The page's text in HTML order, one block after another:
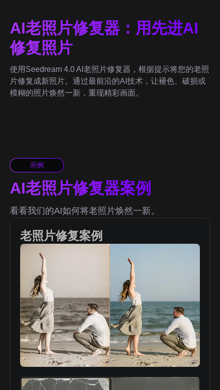
AI老照片修复器：用先进AI
修复照片
使用Seedream 4.0 AI老照片修复器，根据提示将您的老照
片修复成新照片。通过最前沿的AI技术，让褪色、破损或
模糊的照片焕然一新，重现精彩画面。
示例
AI老照片修复器案例
看看我们的AI如何将老照片焕然一新。
老照片修复案例